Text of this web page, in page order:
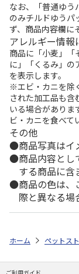
なお、「普通ゆう
のみチルドゆうパ
ず、商品内容欄に
アレルギー情報
商品に「小麦」「
に」「くるみ」の
を表示します。
※エビ・カニを除
された加工品も含
いる場合がありま
ビ・カニを食べて
その他
商品写真はイ
商品内容とし
する商品に含
商品の色は、
際と異なる場
ホーム ペットス